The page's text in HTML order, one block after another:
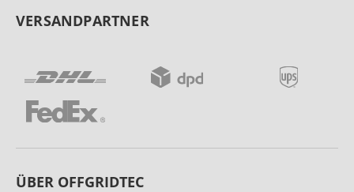
VERSANDPARTNER
ÜBER OFFGRIDTEC